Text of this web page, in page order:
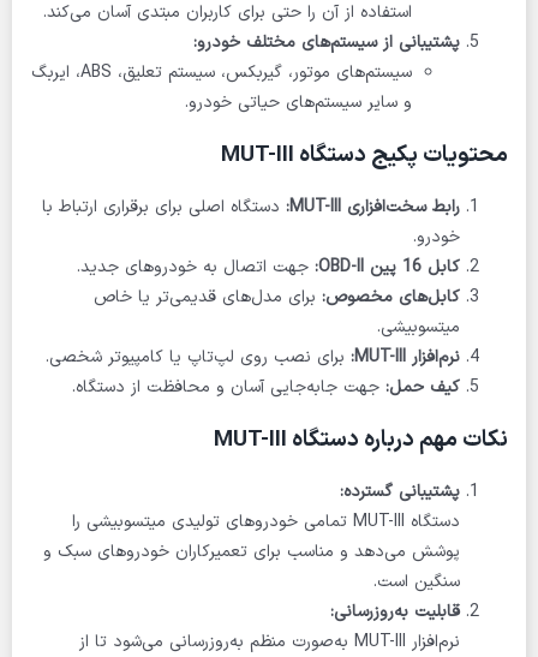
استفاده از آن را حتی برای کاربران مبتدی آسان می‌کند.
پشتیبانی از سیستم‌های مختلف خودرو:
سیستم‌های موتور، گیربکس، سیستم تعلیق، ABS، ایربگ
و سایر سیستم‌های حیاتی خودرو.
محتویات پکیج دستگاه MUT-III
رابط سخت‌افزاری MUT-III:
دستگاه اصلی برای برقراری ارتباط با
خودرو.
کابل 16 پین OBD-II:
جهت اتصال به خودروهای جدید.
کابل‌های مخصوص: برای مدل‌های قدیمی‌تر یا خاص
میتسوبیشی.
نرم‌افزار MUT-III:
برای نصب روی لپ‌تاپ یا کامپیوتر شخصی.
کیف حمل: جهت جابه‌جایی آسان و محافظت از دستگاه.
نکات مهم درباره دستگاه MUT-III
پشتیبانی گسترده:
دستگاه MUT-III تمامی خودروهای تولیدی میتسوبیشی را
پوشش می‌دهد و مناسب برای تعمیرکاران خودروهای سبک و
سنگین است.
قابلیت به‌روزرسانی:
نرم‌افزار MUT-III به‌صورت منظم به‌روزرسانی می‌شود تا از